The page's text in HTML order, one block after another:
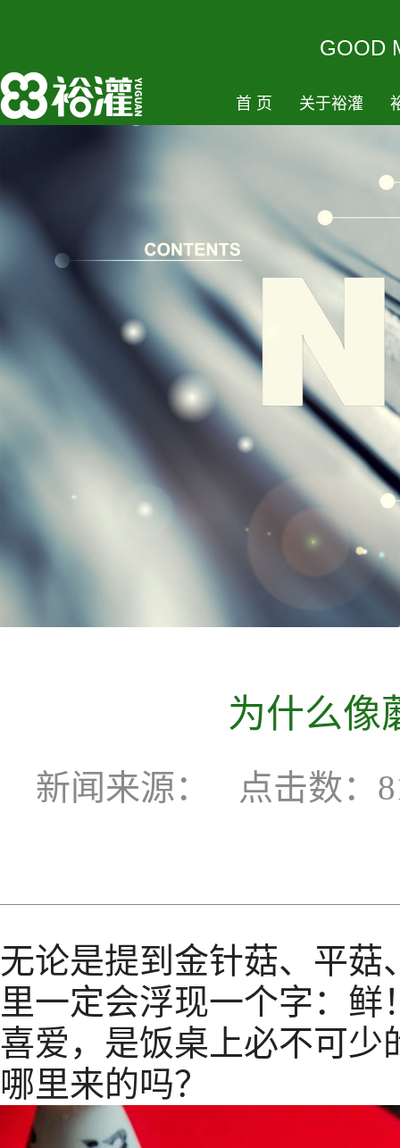
首页 关于裕灌
为什么像
新闻来源： 点击数：
无论是提到金针菇、平
里一定会浮现一个字：
喜爱，是饭桌上必不可少
哪里来的吗？